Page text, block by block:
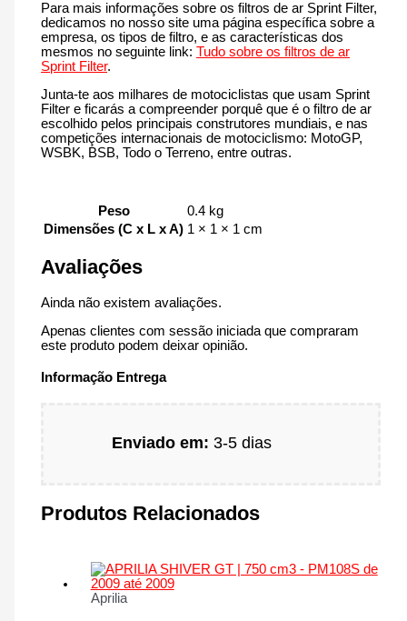
Para mais informações sobre os filtros de ar Sprint Filter,
dedicamos no nosso site uma página específica sobre a
empresa, os tipos de filtro, e as características dos
mesmos no seguinte link:Tudo sobre os filtros de ar
Sprint Filter.
Junta-te aos milhares de motociclistas que usam Sprint
Filter e ficarás a compreender porquê que é o filtro de ar
escolhido pelos principais construtores mundiais, e nas
competições internacionais de motociclismo: MotoGP,
WSBK, BSB, Todo o Terreno, entre outras.
Peso
0.4 kg
Dimensões (C x L x A) 1 × 1 × 1 cm
Avaliações
Ainda não existem avaliações.
Apenas clientes com sessão iniciada que compraram
este produto podem deixar opinião.
Informação Entrega
Enviado em: 3-5 dias
Produtos Relacionados
Aprilia